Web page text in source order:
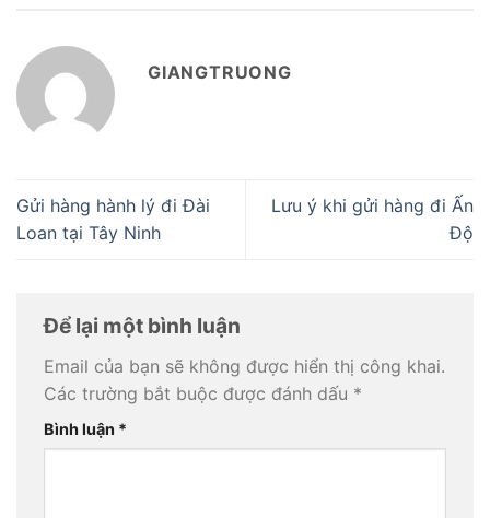
GIANGTRUONG
Gửi hàng hành lý đi Đài
Loan tại Tây Ninh
Lưu ý khi gửi hàng đi Ấn
Độ
Để lại một bình luận
Email của bạn sẽ không được hiển thị công khai.
Các trường bắt buộc được đánh dấu *
Bình luận *